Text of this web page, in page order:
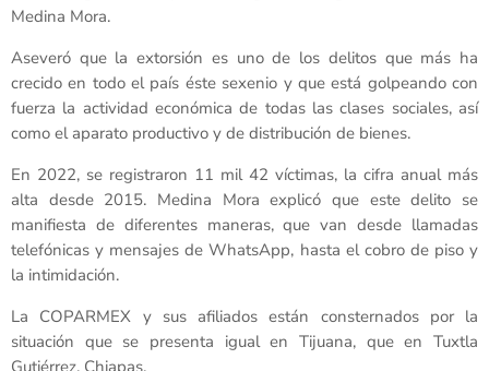
Medina Mora.
Aseveró que la extorsión es uno de los delitos que más ha
crecido en todo el país éste sexenio y que está golpeando con
fuerza la actividad económica de todas las clases sociales, así
como el aparato productivo y de distribución de bienes.
En 2022, se registraron 11 mil 42 víctimas, la cifra anual más
alta desde 2015. Medina Mora explicó que este delito se
manifiesta de diferentes maneras, que van desde llamadas
telefónicas y mensajes de WhatsApp, hasta el cobro de piso y
la intimidación.
La COPARMEX y sus afiliados están consternados por la
situación que se presenta igual en Tijuana, que en Tuxtla
Gutiérrez, Chiapas.